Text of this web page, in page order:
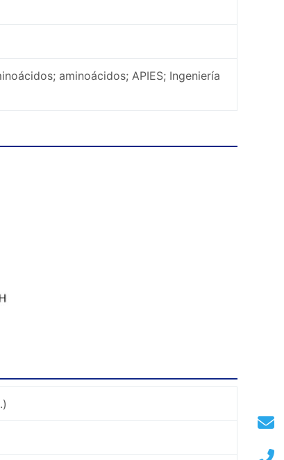
aminoácidos; APIES; Ingeniería